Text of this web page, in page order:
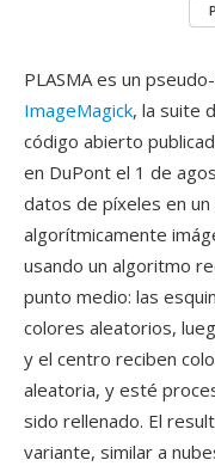
PLASMA es un
ImageMagick, la suite
código abierto
en DuPont el 1 de
datos de píxeles en
algorítmicamente
usando un algoritmo
punto medio: las
colores aleatorios,
y el centro reciben
aleatoria, y esté
sido rellenado. El
variante, similar a